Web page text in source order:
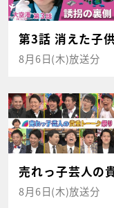
第3話 消えた子
8月6日(木)放送分
売れっ子芸人の
8月6日(木)放送分